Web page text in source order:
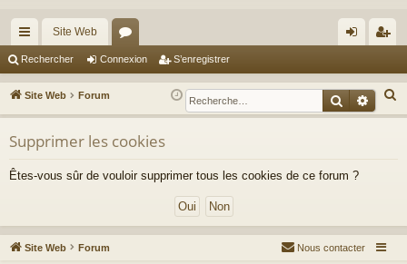
cc
ès
ra
pi
Site Web
or
u
m
s
ne
xi
nr
eg
Rechercher Connexion S’enregistrer
Site Web Forum
e
h
Supprimer les cookies
Êtes-vous sûr de vouloir supprimer tous les cookies de ce forum ?
Site Web Forum Nous contacter